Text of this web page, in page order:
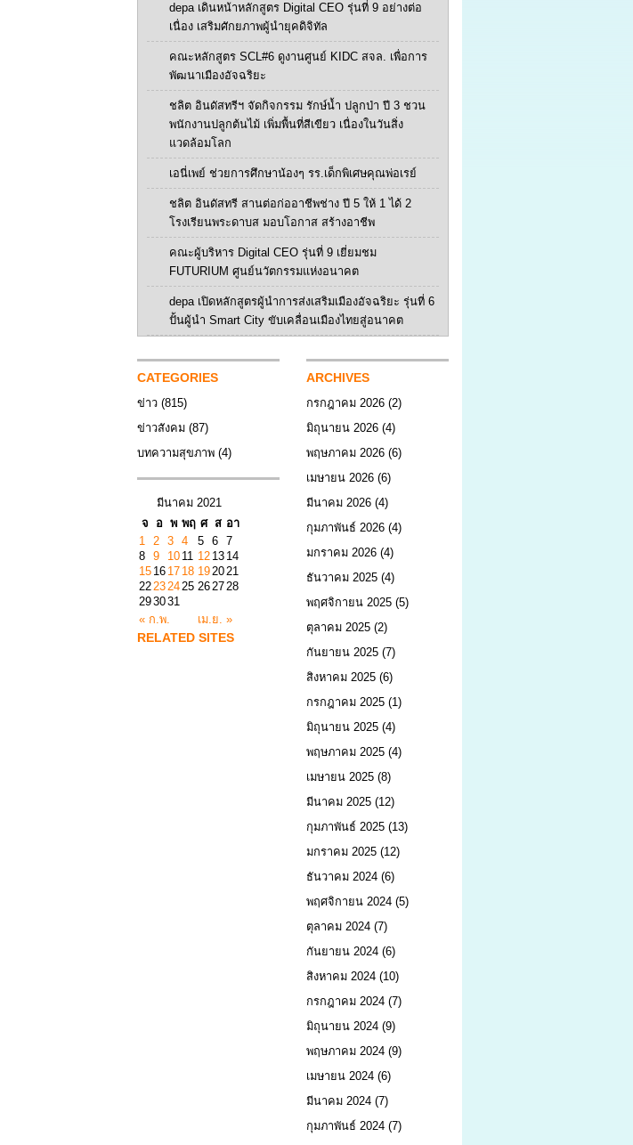
depa เดินหน้าหลักสูตร Digital CEO รุ่นที่ 9 อย่างต่อ
เนื่อง เสริมศักยภาพผู้นำยุคดิจิทัล
คณะหลักสูตร SCL#6 ดูงานศูนย์ KIDC สจล. เพื่อการ
พัฒนาเมืองอัจฉริยะ
ชลิต อินดัสทรีฯ จัดกิจกรรม รักษ์น้ำ ปลูกป่า ปี 3 ชวน
พนักงานปลูกต้นไม้ เพิ่มพื้นที่สีเขียว เนื่องในวันสิ่ง
แวดล้อมโลก
เอนี่เพย์ ช่วยการศึกษาน้องๆ รร.เด็กพิเศษคุณพ่อเรย์
ชลิต อินดัสทรี สานต่อก่ออาชีพช่าง ปี 5 ให้ 1 ได้ 2
โรงเรียนพระดาบส มอบโอกาส สร้างอาชีพ
คณะผู้บริหาร Digital CEO รุ่นที่ 9 เยี่ยมชม
FUTURIUM ศูนย์นวัตกรรมแห่งอนาคต
depa เปิดหลักสูตรผู้นำการส่งเสริมเมืองอัจฉริยะ รุ่นที่ 6
ปั้นผู้นำ Smart City ขับเคลื่อนเมืองไทยสู่อนาคต
CATEGORIES
ข่าว (815)
ข่าวสังคม (87)
บทความสุขภาพ (4)
มีนาคม 2021
จ
อ พ พฤ ศ ส อา
« ก.พ. เม.ย. »
1 2 3 4 5 6 7
8 9 10 11 12 13 14
15 16 17 18 192021
22232425 262728
293031
RELATED SITES
ARCHIVES
กรกฎาคม 2026 (2)
มิถุนายน 2026 (4)
พฤษภาคม 2026 (6)
เมษายน 2026 (6)
มีนาคม 2026 (4)
กุมภาพันธ์ 2026 (4)
มกราคม 2026 (4)
ธันวาคม 2025 (4)
พฤศจิกายน 2025 (5)
ตุลาคม 2025 (2)
กันยายน 2025 (7)
สิงหาคม 2025 (6)
กรกฎาคม 2025 (1)
มิถุนายน 2025 (4)
พฤษภาคม 2025 (4)
เมษายน 2025 (8)
มีนาคม 2025 (12)
กุมภาพันธ์ 2025 (13)
มกราคม 2025 (12)
ธันวาคม 2024 (6)
พฤศจิกายน 2024 (5)
ตุลาคม 2024 (7)
กันยายน 2024 (6)
สิงหาคม 2024 (10)
กรกฎาคม 2024 (7)
มิถุนายน 2024 (9)
พฤษภาคม 2024 (9)
เมษายน 2024 (6)
มีนาคม 2024 (7)
กุมภาพันธ์ 2024 (7)